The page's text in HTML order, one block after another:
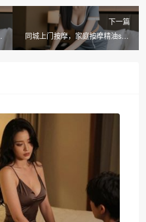
下一篇
同城上门按摩，家庭按摩精油spa
哪家好？首选舒养到家按摩